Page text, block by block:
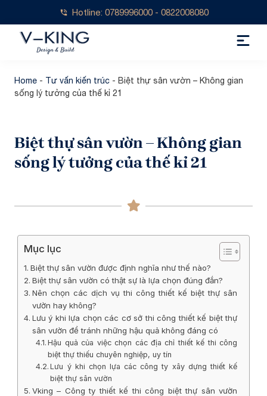
Hotline: 0789996000 - 0822008080
Home - Tư vấn kiến trúc - Biệt thự sân vườn – Không gian
sống lý tưởng của thế kỉ 21
Biệt thự sân vườn – Không gian
sống lý tưởng của thế kỉ 21
Mục lục
Biệt thự sân vườn được định nghĩa như thế nào?
Biệt thự sân vườn có thật sự là lựa chọn đúng đắn?
Nên chọn các dịch vụ thi công thiết kế biệt thự sân
vườn hay không?
Lưu ý khi lựa chọn các cơ sở thi công thiết kế biệt thự
sân vườn để tránh những hậu quả không đáng có
Hậu quả của việc chọn các địa chỉ thiết kế thi công
biệt thự thiếu chuyên nghiệp, uy tín
Lưu ý khi chọn lựa các công ty xây dựng thiết kế
biệt thự sân vườn
Vking – Công ty thiết kế thi công biệt thự sân vườn